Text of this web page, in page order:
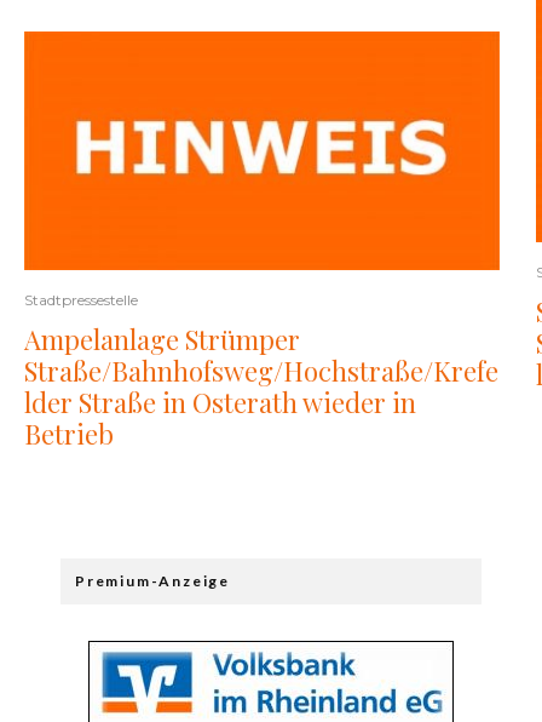
Stadtpressestelle
Ampelanlage Strümper
Straße/Bahnhofsweg/Hochstraße/Krefe
lder Straße in Osterath wieder in
Betrieb
Premium-Anzeige